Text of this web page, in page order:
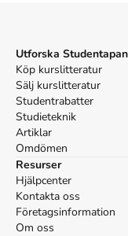
Söderström B. Hur
Utforska Studentapan
Köp kurslitteratur
Sälj kurslitteratur
Studentrabatter
Studieteknik
Artiklar
Omdömen
Resurser
Hjälpcenter
Kontakta oss
Företagsinformation
Om oss